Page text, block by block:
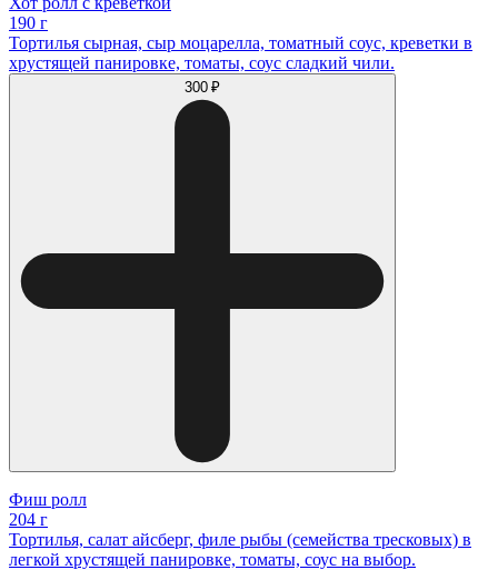
190 г
Тортилья сырная, сыр моцарелла, томатный соус, креветки в
хрустящей панировке, томаты, соус сладкий чили.
300 ₽
Фиш ролл
204 г
Тортилья, салат айсберг, филе рыбы (семейства тресковых) в
легкой хрустящей панировке, томаты, соус на выбор.